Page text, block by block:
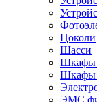
Цоколи
Шасси
Шкафы
Шкафы
ЭМС